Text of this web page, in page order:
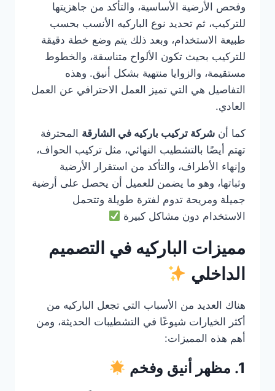
وفحص الأرضية الأساسية، والتأكد من جاهزيتها
للتركيب، ثم تحديد نوع الباركيه الأنسب بحسب
طبيعة الاستخدام، وبعد ذلك يتم وضع خطة دقيقة
للتركيب بحيث تكون الألواح متناسقة، والخطوط
مستقيمة، والزوايا منتهية بشكل أنيق. وهذه
التفاصيل هي التي تميز العمل الاحترافي عن العمل
العادي.
كما أن شركة تركيب باركيه في الشارقة المحترفة
تهتم أيضًا بالتشطيب النهائي، مثل تركيب الحواف،
وإنهاء الأطراف، والتأكد من استقرار الأرضية
وثباتها، وهو ما يضمن للعميل أن يحصل على أرضية
جميلة ومريحة تدوم لفترة طويلة وتتحمل
الاستخدام دون مشاكل كبيرة
مميزات الباركيه في التصميم
الداخلي
هناك العديد من الأسباب التي تجعل الباركيه من
أكثر الخيارات شيوعًا في التشطيبات الحديثة، ومن
أهم هذه المميزات:
1. مظهر أنيق وفخم